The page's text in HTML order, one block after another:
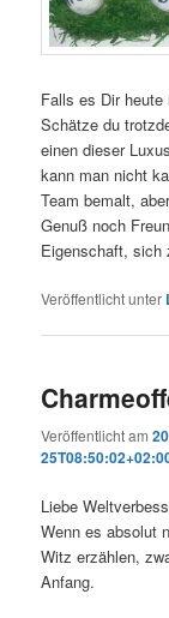
Falls es Dir
Schätze du
einen dieser
kann man nicht
Team bemalt,
Genuß noch
Eigenschaft, sich
Veröffentlicht unter
Veröffentlicht am
Liebe
Wenn es absolut
Witz erzählen,
Anfang.